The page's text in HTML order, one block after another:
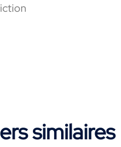
similaires